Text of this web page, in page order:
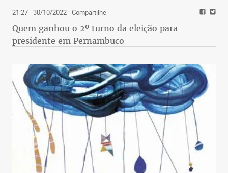
21:27 - 30/10/2022- Compartilhe
Quem ganhou o 2º turno da eleição para
presidente em Pernambuco